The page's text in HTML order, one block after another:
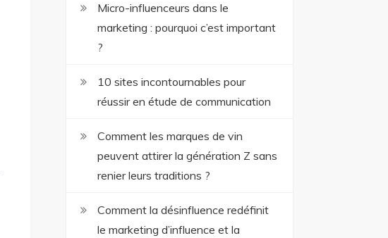
Micro-influenceurs dans le
marketing : pourquoi c’est important
?
10 sites incontournables pour
réussir en étude de communication
Comment les marques de vin
peuvent attirer la génération Z sans
renier leurs traditions ?
Comment la désinfluence redéfinit
le marketing d’influence et la